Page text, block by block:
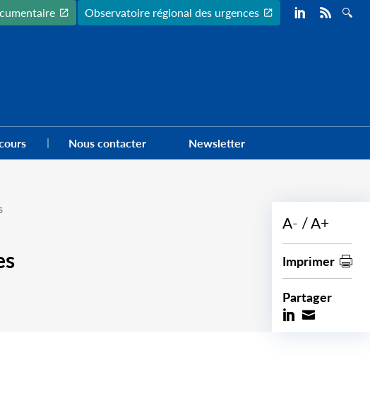
Preheader
Observatoire régional des urgences
Nous contacter Newsletter
A- A+
Imprimer
Partager